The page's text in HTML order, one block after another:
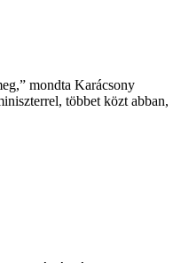
mondta Karácsony
többet közt abban,